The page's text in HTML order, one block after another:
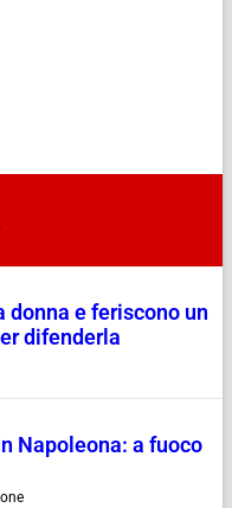
donna e feriscono un
difenderla
Napoleona: a fuoco